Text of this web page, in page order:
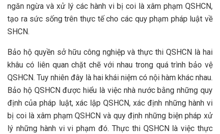
ngăn ngừa và xử lý các hành vi bị coi là xâm phạm QSHCN,
tạo ra sức sống trên thực tế cho các quy phạm pháp luật về
SHCN.
Bảo hộ quyền sở hữu công nghiệp và thực thi QSHCN là hai
khâu có liên quan chặt chẽ với nhau trong quá trình bảo vệ
QSHCN. Tuy nhiên đây là hai khái niệm có nội hàm khác nhau.
Bảo hộ QSHCN được hiểu là việc nhà nước bằng những quy
định của pháp luật, xác lập QSHCN, xác định những hành vi
bị coi là xâm phạm QSHCN và quy định những biện pháp xử
lý những hành vi vi phạm đó. Thực thi QSHCN là việc thực